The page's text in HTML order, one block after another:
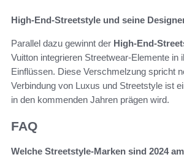
High-End-Streetstyle und seine
Parallel dazu gewinnt der High-End-
Vuitton integrieren Streetwear-Elemente
Einflüssen. Diese Verschmelzung spricht
Verbindung von Luxus und Streetstyle ist
in den kommenden Jahren prägen wird.
FAQ
Welche Streetstyle-Marken sind 2024